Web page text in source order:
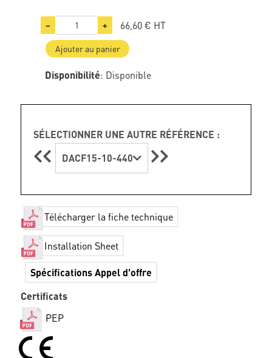
− + 66,60 € HT
Ajouter au panier
Disponibilité: Disponible
SÉLECTIONNER UNE AUTRE RÉFÉRENCE :
DACF15-10-440
Télécharger la fiche technique
Installation Sheet
Spécifications Appel d'offre
Certificats
PEP